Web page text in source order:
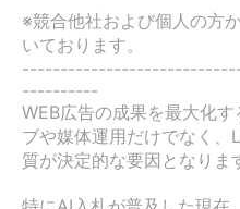
※競合他社および個人の方
いております。
----------
WEB広告の成果を最大化
ブや媒体運用だけでなく
質が決定的な要因となりま